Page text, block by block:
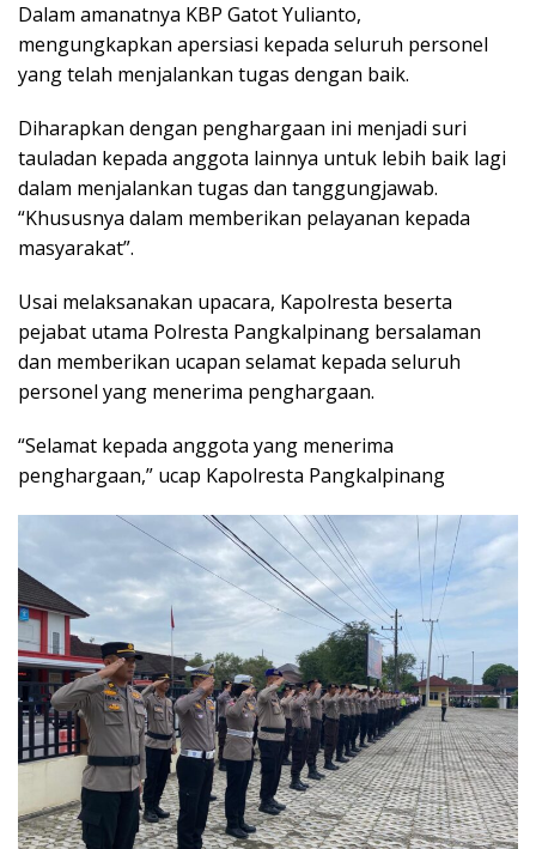
Dalam amanatnya KBP Gatot Yulianto,
mengungkapkan apersiasi kepada seluruh personel
yang telah menjalankan tugas dengan baik.
Diharapkan dengan penghargaan ini menjadi suri
tauladan kepada anggota lainnya untuk lebih baik lagi
dalam menjalankan tugas dan tanggungjawab.
“Khususnya dalam memberikan pelayanan kepada
masyarakat”.
Usai melaksanakan upacara, Kapolresta beserta
pejabat utama Polresta Pangkalpinang bersalaman
dan memberikan ucapan selamat kepada seluruh
personel yang menerima penghargaan.
“Selamat kepada anggota yang menerima
penghargaan,” ucap Kapolresta Pangkalpinang